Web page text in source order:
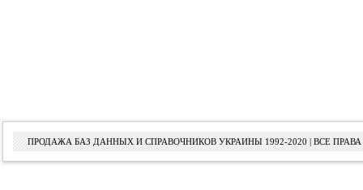
ПРОДАЖА БАЗ ДАННЫХ И СПРАВОЧНИКОВ УКРАИНЫ 1992-2020 | ВСЕ